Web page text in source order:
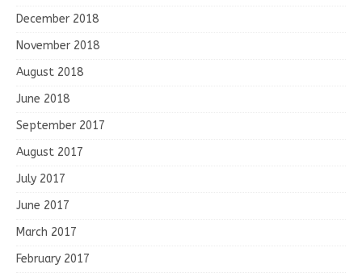
December 2018
November 2018
August 2018
June 2018
September 2017
August 2017
July 2017
June 2017
March 2017
February 2017